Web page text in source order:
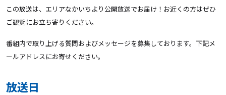
この放送は、エリアなかいちより公開放送でお届け！お近くの方はぜひ
ご観覧にお立ち寄りください。
番組内で取り上げる質問およびメッセージを募集しております。下記メ
ールアドレスにお寄せください。
放送日